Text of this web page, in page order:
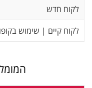
לקוח חדש
לקוח קיים | שימוש